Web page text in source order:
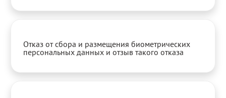
Отказ от сбора и размещения биометрических
персональных данных и отзыв такого отказа